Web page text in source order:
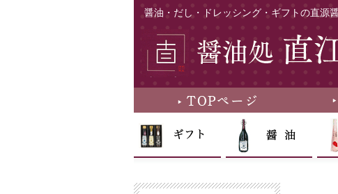
醤油・だし・ドレッシング・ギフトの直源